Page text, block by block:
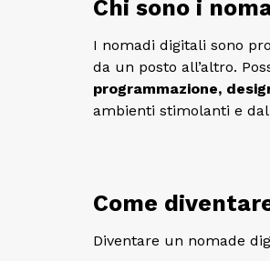
Chi sono i
I nomadi digitali sono
da un posto all’altro.
programmazione,
ambienti stimolanti e
Come
Diventare un nomade